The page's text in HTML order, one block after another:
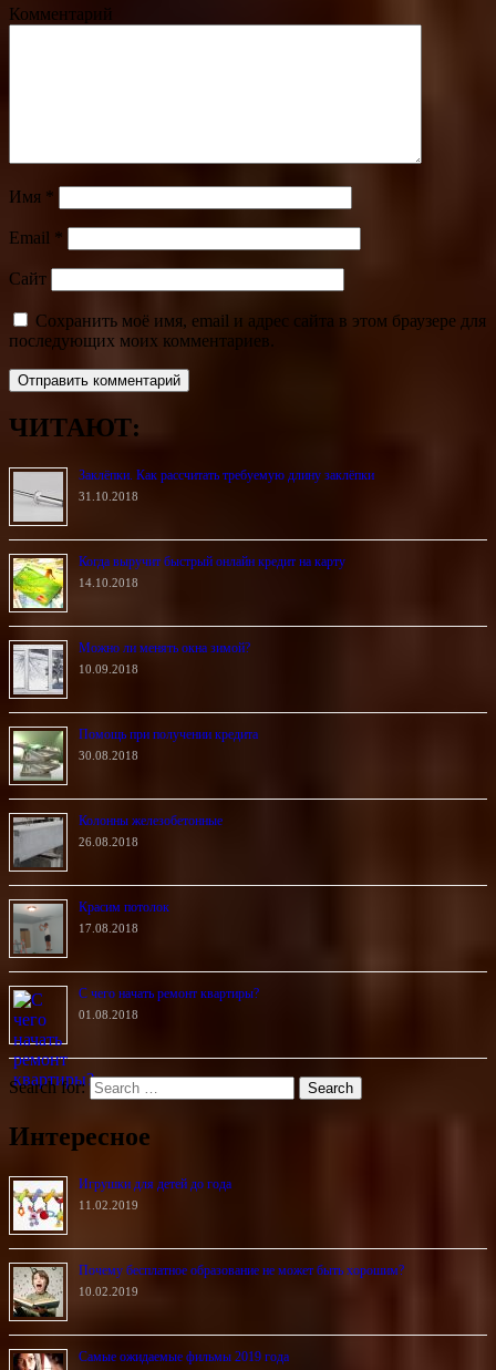
Комментарий
Имя *
Email *
Сайт
Сохранить моё имя, email и адрес сайта в этом браузере для
последующих моих комментариев.
ЧИТАЮТ:
Заклёпки. Как рассчитать требуемую длину заклёпки
31.10.2018
Когда выручит быстрый онлайн кредит на карту
14.10.2018
Можно ли менять окна зимой?
10.09.2018
Помощь при получении кредита
30.08.2018
Колонны железобетонные
26.08.2018
Красим потолок
17.08.2018
С чего начать ремонт квартиры?
01.08.2018
Search for:
Интересное
Игрушки для детей до года
11.02.2019
Почему бесплатное образование не может быть хорошим?
10.02.2019
Самые ожидаемые фильмы 2019 года